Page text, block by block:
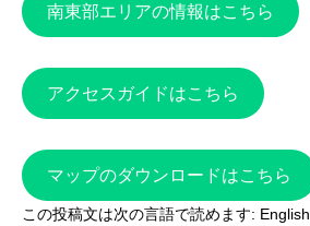
南東部エリアの情報はこちら
アクセスガイドはこちら
マップのダウンロードはこちら
この投稿文は次の言語で読めます: English